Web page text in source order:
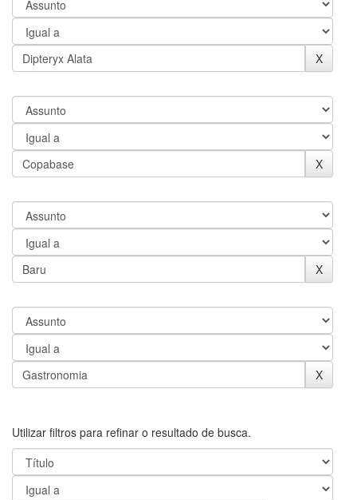
Utilizar filtros para refinar o resultado de busca.